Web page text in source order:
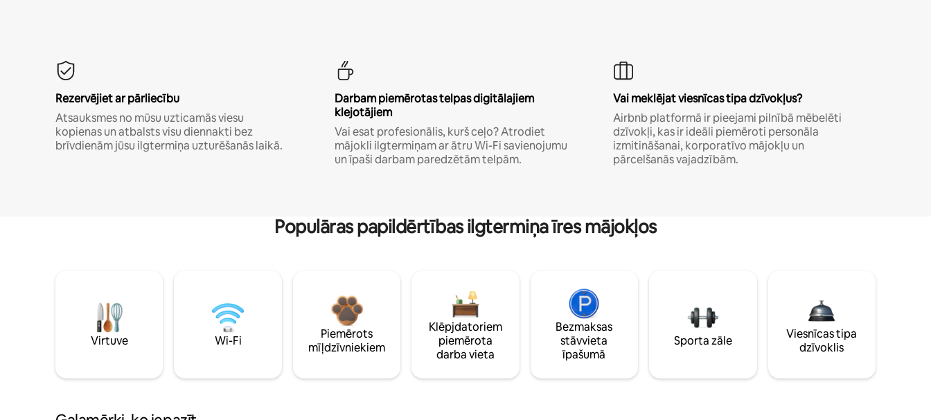
Rezervējiet ar pārliecību
Atsauksmes no mūsu uzticamās viesu
kopienas un atbalsts visu diennakti bez
brīvdienām jūsu ilgtermiņa uzturēšanās laikā.
Darbam piemērotas telpas digitālajiem
klejotājiem
Vai esat profesionālis, kurš ceļo? Atrodiet
mājokli ilgtermiņam ar ātru Wi-Fi savienojumu
un īpaši darbam paredzētām telpām.
Vai meklējat viesnīcas tipa dzīvokļus?
Airbnb platformā ir pieejami pilnībā mēbelēti
dzīvokļi, kas ir ideāli piemēroti personāla
izmitināšanai, korporatīvo mājokļu un
pārcelšanās vajadzībām.
Populāras papildērtības ilgtermiņa īres mājokļos
Virtuve Wi-Fi
Piemērots
mīļdzīvniekiem
Klēpjdatoriem
piemērota
darba vieta
Bezmaksas
stāvvieta
īpašumā
Sporta zāle
Viesnīcas tipa
dzīvoklis